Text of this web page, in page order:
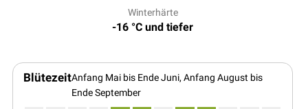
Winterhärte
-16 °C und tiefer
BlütezeitAnfang Mai bis Ende Juni, Anfang August bis
Ende September